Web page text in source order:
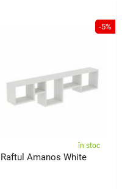
-5%
în stoc
Raftul Amanos White